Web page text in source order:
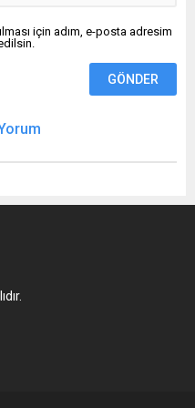
için adım, e-posta adresim